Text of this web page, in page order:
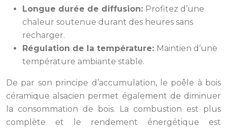
Longue durée de diffusion: Profitez d’une
chaleur soutenue durant des heures sans
recharger.
Régulation de la température: Maintien d’une
température ambiante stable.
De par son principe d’accumulation, le poêle à bois
céramique alsacien permet également de diminuer
la consommation de bois. La combustion est plus
complète et le rendement énergétique est